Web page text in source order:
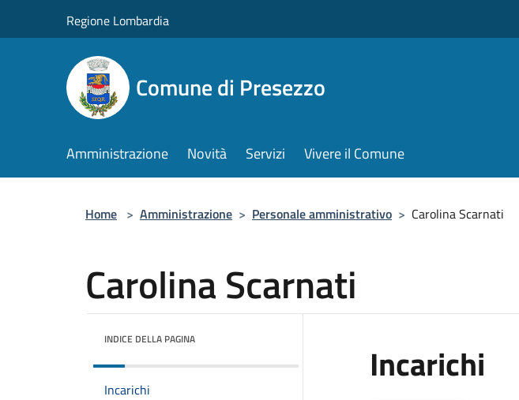
Regione Lombardia
Comune di Presezzo
Amministrazione Novità Servizi Vivere il Comune
Home > Amministrazione > Personale amministrativo > Carolina Scarnati
Carolina Scarnati
INDICE DELLA PAGINA
Incarichi
Incarichi